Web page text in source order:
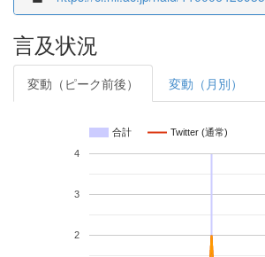
言及状況
変動（ピーク前後） 変動（月別）
合計 Twitter (通常)
2
3
4